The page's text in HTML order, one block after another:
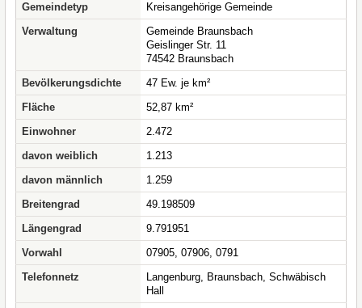
Gemeindetyp
Kreisangehörige Gemeinde
Verwaltung
Gemeinde Braunsbach
Geislinger Str. 11
74542 Braunsbach
Bevölkerungsdichte
47 Ew. je km²
Fläche
52,87 km²
Einwohner
2.472
davon weiblich
1.213
davon männlich
1.259
Breitengrad
49.198509
Längengrad
9.791951
Vorwahl
07905, 07906, 0791
Telefonnetz
Langenburg, Braunsbach, Schwäbisch
Hall